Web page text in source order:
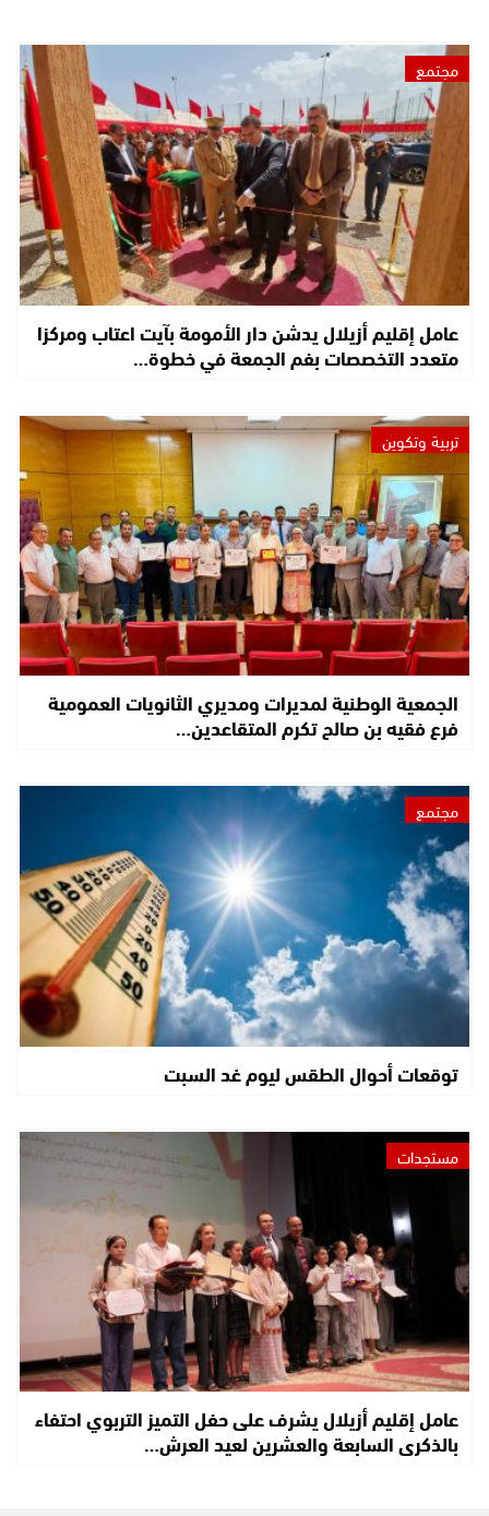
مجتمع
عامل إقليم أزيلال يدشن دار الأمومة بآيت اعتاب ومركزا
متعدد التخصصات بفم الجمعة في خطوة…
تربية وتكوين
الجمعية الوطنية لمديرات ومديري الثانويات العمومية
فرع فقيه بن صالح تكرم المتقاعدين…
مجتمع
توقعات أحوال الطقس ليوم غد السبت
مستجدات
عامل إقليم أزيلال يشرف على حفل التميز التربوي احتفاء
بالذكرى السابعة والعشرين لعيد العرش…